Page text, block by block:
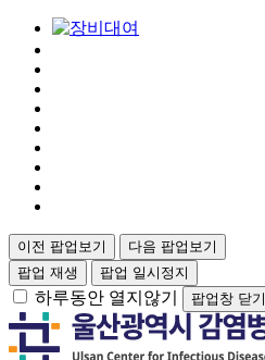
이전 팝업보기
다음 팝업보기
팝업 재생
팝업 일시정지
하루동안 열지않기 팝업창 닫기